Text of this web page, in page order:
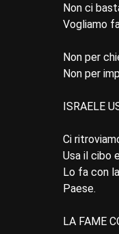
Non ci
Vogliamo
Non per
Non per
ISRAELE
Ci
Usa il cibo
Lo fa con
Paese.
LA FAME